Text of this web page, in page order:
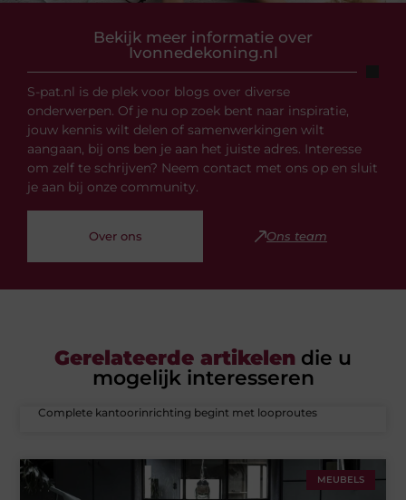
Bekijk meer informatie over
Ivonnedekoning.nl
S-pat.nl is de plek voor blogs over diverse
onderwerpen. Of je nu op zoek bent naar inspiratie,
jouw kennis wilt delen of samenwerkingen wilt
aangaan, bij ons ben je aan het juiste adres. Interesse
om zelf te schrijven? Neem contact met ons op en sluit
je aan bij onze community.
Over ons Ons team
Gerelateerde artikelen die u
mogelijk interesseren
Complete kantoorinrichting begint met looproutes
MEUBELS